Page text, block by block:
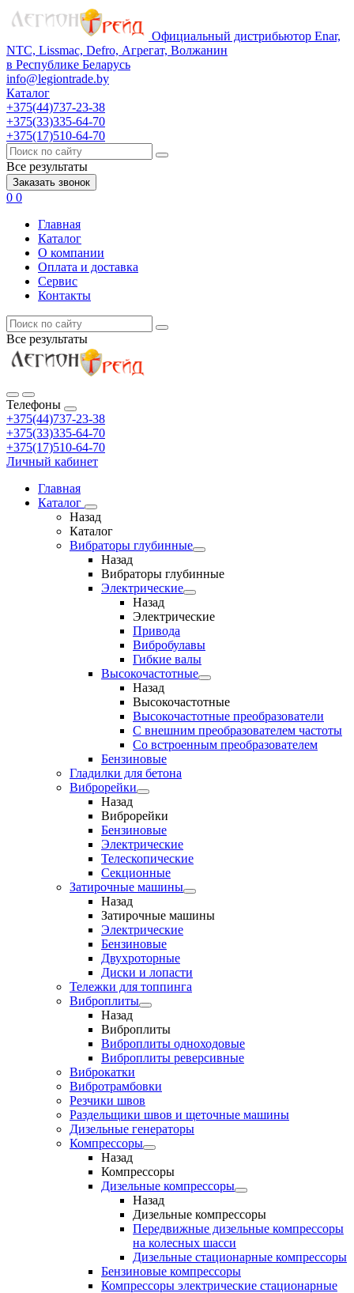
Официальный дистрибьютор Enar,
NTC, Lissmac, Defro, Агрегат, Волжанин
в Республике Беларусь
info@legiontrade.by
Каталог
+375(44)737-23-38
+375(33)335-64-70
+375(17)510-64-70
Все результаты
Заказать звонок
0 0
Главная
Каталог
О компании
Оплата и доставка
Сервис
Контакты
Все результаты
Телефоны
+375(44)737-23-38
+375(33)335-64-70
+375(17)510-64-70
Личный кабинет
Главная
Каталог
Назад
Каталог
Вибраторы глубинные
Назад
Вибраторы глубинные
Электрические
Назад
Электрические
Привода
Вибробулавы
Гибкие валы
Высокочастотные
Назад
Высокочастотные
Высокочастотные преобразователи
С внешним преобразователем частоты
Cо встроенным преобразователем
Бензиновые
Гладилки для бетона
Виброрейки
Назад
Виброрейки
Бензиновые
Электрические
Телескопические
Секционные
Затирочные машины
Назад
Затирочные машины
Электрические
Бензиновые
Двухроторные
Диски и лопасти
Тележки для топпинга
Виброплиты
Назад
Виброплиты
Виброплиты одноходовые
Виброплиты реверсивные
Виброкатки
Вибротрамбовки
Резчики швов
Раздельщики швов и щеточные машины
Дизельные генераторы
Компрессоры
Назад
Компрессоры
Дизельные компрессоры
Назад
Дизельные компрессоры
Передвижные дизельные компрессоры
на колесных шасси
Дизельные стационарные компрессоры
Бензиновые компрессоры
Компрессоры электрические стационарные